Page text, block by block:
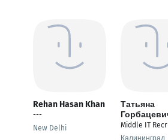
Rehan Hasan Khan
---
New Delhi
Татьяна
Middle IT
Калининград